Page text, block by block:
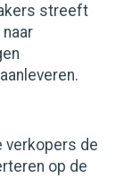
streeft
verkopers de
op de